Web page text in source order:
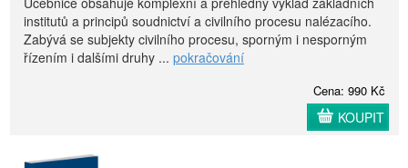
institutů a principů soudnictví a civilního procesu nalézacího.
Zabývá se subjekty civilního procesu, sporným i nesporným
řízením i dalšími druhy ... pokračování
Cena: 990 Kč
KOUPIT